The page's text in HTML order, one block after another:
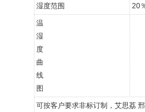
湿度范围 20
温
湿
度
曲
线
图
可按客户要求非标订制，艾思荔